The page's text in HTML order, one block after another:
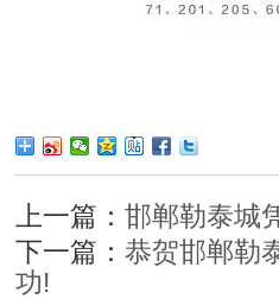
上一篇： 邯郸勒泰城
下一篇： 恭贺邯郸勒
功!